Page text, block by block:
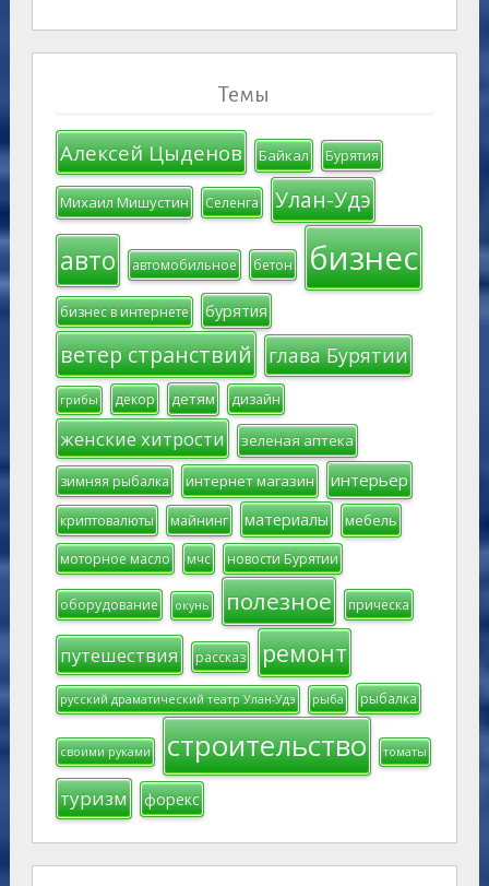
Темы
Алексей Цыденов Байкал Бурятия
Михаил Мишустин Селенга Улан-Удэ
авто автомобильное бетон бизнес
бизнес в интернете бурятия
ветер странствий глава Бурятии
грибы декор детям дизайн
женские хитрости зеленая аптека
зимняя рыбалка интернет магазин интерьер
криптовалюты майнинг материалы мебель
моторное масло мчс новости Бурятии
оборудование окунь полезное прическа
путешествия рассказ ремонт
русский драматический театр Улан-Удэ рыба рыбалка
своими руками строительство томаты
туризм форекс